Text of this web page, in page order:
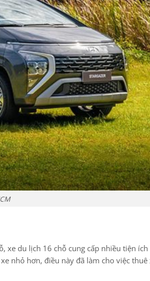
xe du lịch 16 chỗ cung cấp nhiều tiện
nhỏ hơn, điều này đã làm cho việc thuê